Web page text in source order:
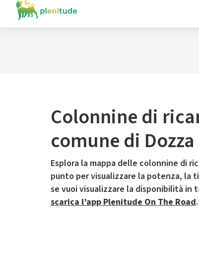
Colonnine di
comune di Dozza
Esplora la mappa delle colonnine di
punto per visualizzare la potenza, la
se vuoi visualizzare la disponibilità in
scarica l’app Plenitude On The Road.